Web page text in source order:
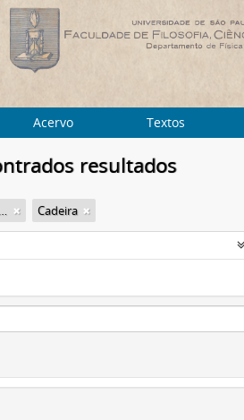
Acervo Textos
resultados
Arquivo do Professor Mario Schenberg Cadeira